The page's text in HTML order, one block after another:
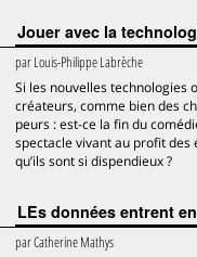
Jouer avec la
parLouis-Philippe Labrèche
Si les nouvelles technologies
créateurs, comme bien des
peurs : est-ce la fin du
spectacle vivant au profit des
qu’ils sont si dispendieux ?
LEs données entrent
parCatherine Mathys